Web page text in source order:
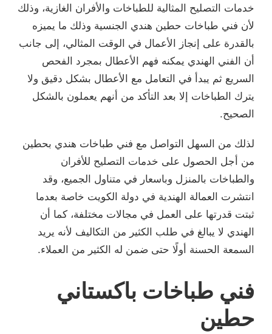
خدمات التصليح المثالية للطباخات والأفران الغازية، وذلك
لأن فني طباخات حطين هندي الجنسية وذلك ما يميزه
بالقدرة على إنجاز الأعمال في الوقت المثالي، إلى جانب
أن الفني الهندي يمكنه فهم الأعطال بمجرد الفحص
السريع ثم يبدأ في التعامل مع الأعطال بشكل دقيق ولا
يترك الطباخات إلا بعد التأكد من أنهم يعملون بالشكل
الصحيح.
لذلك من السهل التواصل مع فني طباخات هندي بحطين
من أجل الحصول على خدمات التصليح للأفران
والطباخات بالمنزل وباسعار في متناول الجميع، وقد
انتشرت العمالة الهندية في دولة الكويت خاصة بعدما
ثبتت قدرتها على العمل في مجالات مختلفة، كما أن
الهندي لا يبالغ في طلب الكثير من التكاليف لأنه يريد
السمعة الحسنة أولًا حتى ضمن له الكثير من العملاء.
فني طباخات باكستاني
حطين